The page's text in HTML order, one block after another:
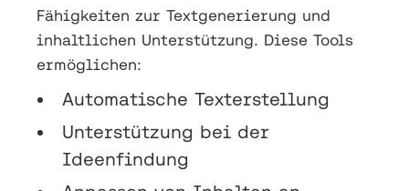
Fähigkeiten zur Textgenerierung und
inhaltlichen Unterstützung. Diese Tools
ermöglichen:
Automatische Texterstellung
Unterstützung bei der
Ideenfindung